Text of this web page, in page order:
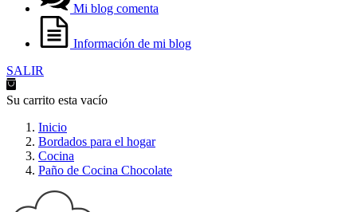
Mi blog comenta
Información de mi blog
SALIR
Su carrito esta vacío
Inicio
Bordados para el hogar
Cocina
Paño de Cocina Chocolate